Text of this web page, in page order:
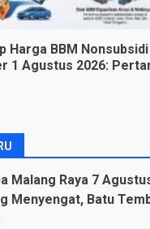
Harga BBM
1 Agustus 2026:
Malang Raya 7
Menyengat, Batu